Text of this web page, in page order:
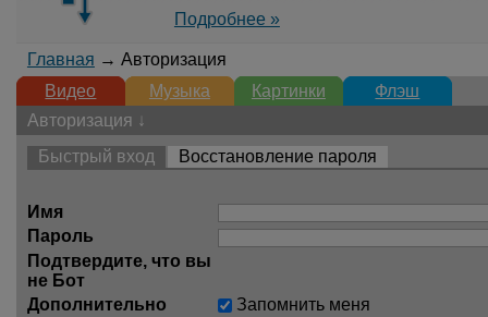
Подробнее »
Главная → Авторизация
Видео
Музыка Картинки
Флэш
Авторизация ↓
Быстрый вход
Восстановление пароля
Имя
Пароль
Подтвердите, что вы
не Бот
Дополнительно
Запомнить меня